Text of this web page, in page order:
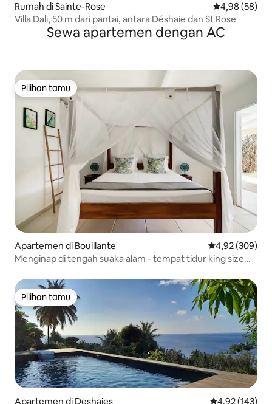
Rumah di Sainte-Rose Nilai rata-rata
4,98 (58)
Villa Dali, 50 m dari pantai, antara Déshaie dan St Rose
Sewa apartemen dengan AC
Pilihan tamu
Pilihan tamu
Apartemen di Bouillante Nilai rata-rata
4,92 (309)
Menginap di tengah suaka alam - tempat tidur king size
Pilihan tamu
Pilihan tamu
Apartemen di Deshaies Nilai rata-rata
4,92 (143)